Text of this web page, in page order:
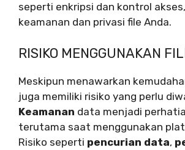
seperti enkripsi dan kontrol
keamanan dan privasi file Anda.
RISIKO MENGGUNAKAN
Meskipun menawarkan
juga memiliki risiko yang perlu
Keamanan data menjadi
terutama saat menggunakan
Risiko seperti pencurian data,